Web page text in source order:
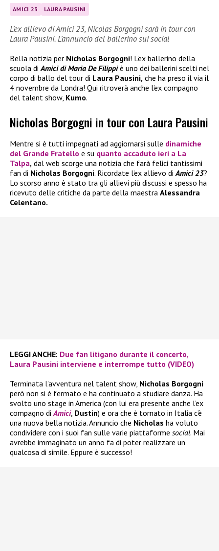
AMICI 23 LAURA PAUSINI
L’ex allievo di Amici 23, Nicolas Borgogni sarà in tour con
Laura Pausini. L’annuncio del ballerino sui social
Bella notizia per Nicholas Borgogni! L’ex ballerino della
scuola di Amici di Maria De Filippiè uno dei ballerini scelti nel
corpo di ballo del tour di Laura Pausini, che ha preso il via il
4 novembre da Londra! Qui ritroverà anche l’ex compagno
del talent show, Kumo.
Nicholas Borgogni in tour con Laura Pausini
Mentre si è tutti impegnati ad aggiornarsi sulle dinamiche
del Grande Fratello e su quanto accaduto ieri a La
Talpa, dal web scorge una notizia che farà felici tantissimi
fan di Nicholas Borgogni. Ricordate l’ex allievo diAmici 23?
Lo scorso anno è stato tra gli allievi più discussi e spesso ha
ricevuto delle critiche da parte della maestra Alessandra
Celentano.
LEGGI ANCHE: Due fan litigano durante il concerto,
Laura Pausini interviene e interrompe tutto (VIDEO)
Terminata l’avventura nel talent show, Nicholas Borgogni
però non si è fermato e ha continuato a studiare danza. Ha
svolto uno stage in America (con lui era presente anche l’ex
compagno diAmici, Dustin) e ora che è tornato in Italia c’è
una nuova bella notizia. Annuncio che Nicholas ha voluto
condividere con i suoi fan sulle varie piattaforme social. Mai
avrebbe immaginato un anno fa di poter realizzare un
qualcosa di simile. Eppure è successo!